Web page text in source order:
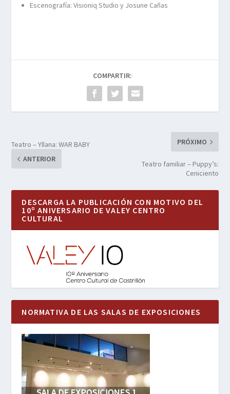
Escenografía: Visioniq Studio y Josune Cañas
COMPARTIR:
Teatro – Yllana: WAR BABY
ANTERIOR
PRÓXIMO
Teatro familiar – Puppy’s:
Ceniciento
DESCARGA LA PUBLICACIÓN CON MOTIVO DEL
10º ANIVERSARIO DE VALEY CENTRO
CULTURAL
NORMATIVA DE LAS SALAS DE EXPOSICIONES